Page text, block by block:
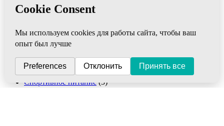
Ортопедия (31)
Похудение, целлюлит
Проблемная кожа (56)
Противовирусные
Рициниолы (19)
Сахарный диабет (14)
Сердце и сосуды (60)
Спортивное питание (5)